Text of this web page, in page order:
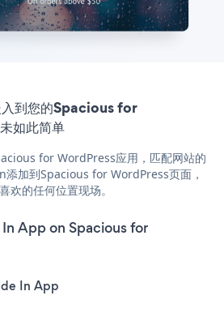
到您的Spacious for
如此简单
for WordPress应用，匹配网站的
加到Spacious for WordPress页面，
欢的任何位置现场。
App on Spacious for
In App